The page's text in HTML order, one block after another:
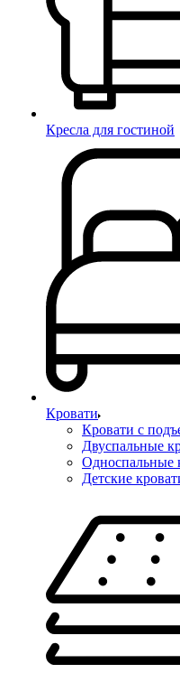
Кресла для гостиной
Кровати
Кровати с
Двуспальные
Односпальные
Детские